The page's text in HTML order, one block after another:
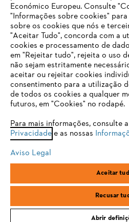
FAQs Loja Online
Contacto
Condições gerais de venda
Sobre nós
R.C.Emp. Ed.3-P.0-Lj.2
O SEU NAVEGADOR
ESTE WEBSITE
Está utilizar um navegador que
obter o melhor uso de nosso site,
para um dos seguintes
firefox
safari
Económico Europeu. Consulte
"Informações sobre cookies"
sobre os cookies que nós e
"Aceitar Tudo", concorda com a
cookies e processamento de
em "Rejeitar tudo", rejeita o uso
não sejam estritamente
aceitar ou rejeitar cookies
consentimento para a utilização
de todos os cookies a qualquer
futuros, em "Cookies" no rodapé.
Para mais informações, consulte
Privacidadee as nossas
Aviso Legal
Aceitar
Recusar
Abrir